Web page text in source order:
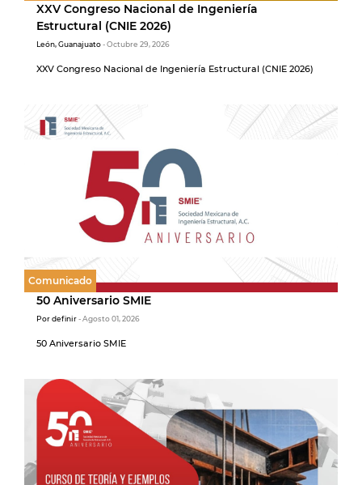
XXV Congreso Nacional de Ingeniería
Estructural (CNIE 2026)
León, Guanajuato- Octubre 29, 2026
XXV Congreso Nacional de Ingeniería Estructural (CNIE 2026)
Comunicado
50 Aniversario SMIE
Por definir- Agosto 01, 2026
50 Aniversario SMIE